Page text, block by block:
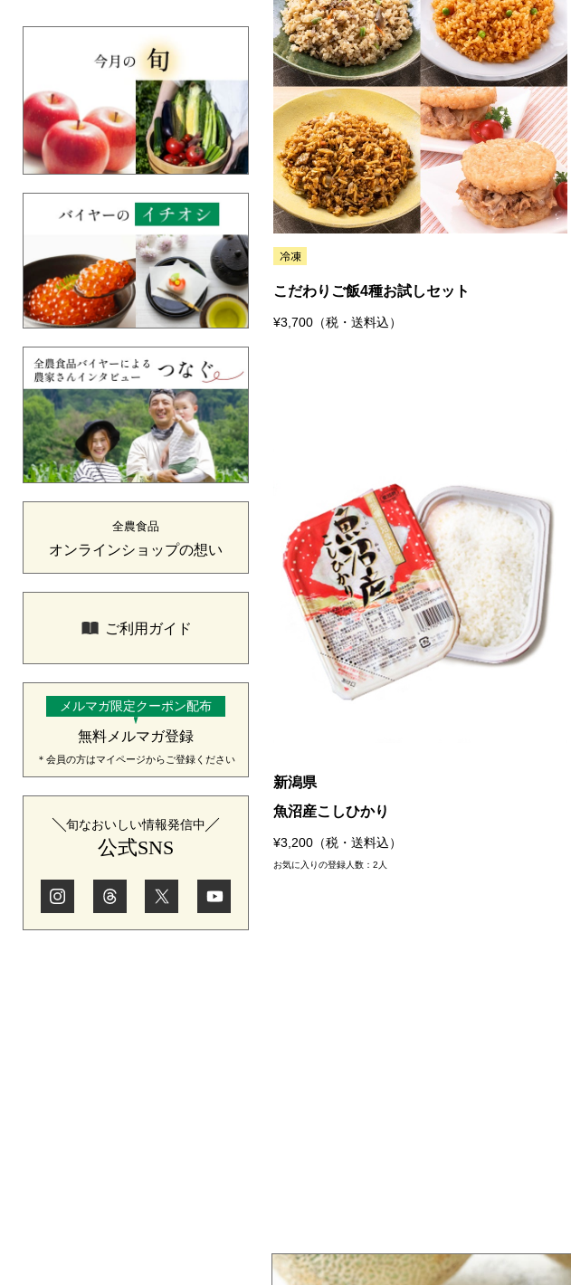
全農食品
オンラインショップの想い
ご利用ガイド
メルマガ限定クーポン配布
無料メルマガ登録
＊会員の方はマイページからご登録ください
旬なおいしい情報発信中
公式SNS
こだわりご飯4種お試しセット
¥3,700（税・送料込）
新潟県
魚沼産こしひかり
¥3,200（税・送料込）
お気に入りの登録人数：2人